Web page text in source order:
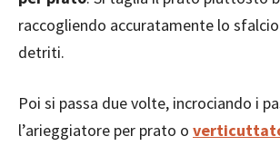
raccogliendo accuratamente lo
detriti.
Poi si passa due volte, incrociando i
l’arieggiatore per prato o